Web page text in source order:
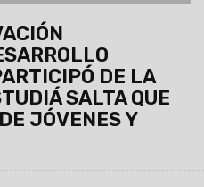
DE LA
SALTA QUE
JÓVENES Y